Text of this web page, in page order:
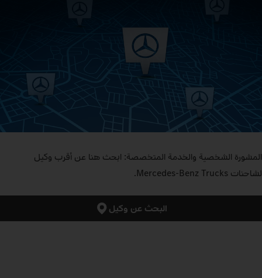
المشورة الشخصية والخدمة المتخصصة: ابحث هنا عن أقرب وكيل
لشاحنات Mercedes‑Benz Trucks.
البحث عن وكيل